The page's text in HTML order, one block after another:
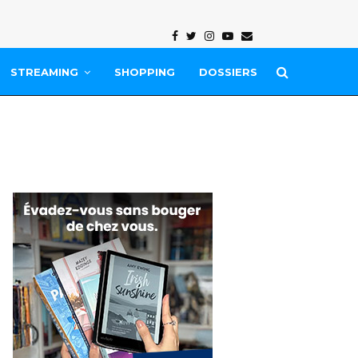
Facebook
Twitter
Instagram
Youtube
Email
STREAMING SHOPPING DOSSIERS